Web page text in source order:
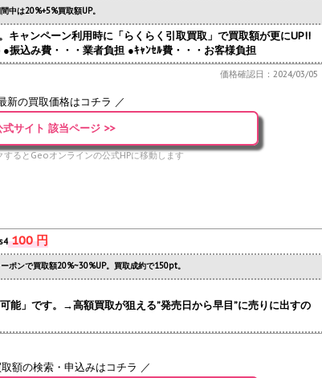
中は20%+5%買取額UP。
キャンペーン利用時に「らくらく引取買取」で買取額が更にUP!!
振込み費・・・業者負担 ●ｷｬﾝｾﾙ費・・・お客様負担
価格確認日：2024/03/05
新の買取価格はコチラ ／
式サイト 該当ページ >>
るとGeoオンラインの公式HPに移動します
100 円
ーポンで買取額20%~30%UP。買取成約で150pt。
能」です。→高額買取が狙える”発売日から早目”に売りに出すの
額の検索・申込みはコチラ ／